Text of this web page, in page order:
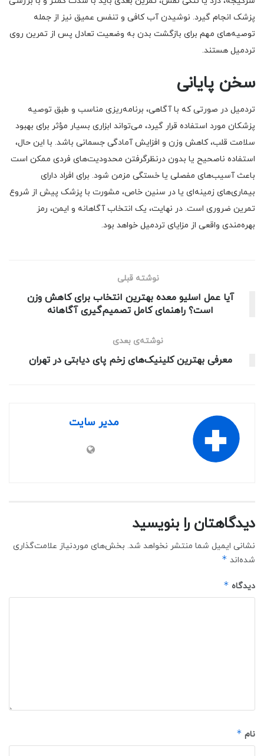
پزشک انجام گیرد. نوشیدن آب کافی و تنفس عمیق نیز از جمله
توصیه‌های مهم برای بازگشت بدن به وضعیت تعادل پس از تمرین روی
تردمیل هستند.
سخن پایانی
تردمیل در صورتی که با آگاهی، برنامه‌ریزی مناسب و طبق توصیه
پزشکان مورد استفاده قرار گیرد، می‌تواند ابزاری بسیار مؤثر برای بهبود
سلامت قلب، کاهش وزن و افزایش آمادگی جسمانی باشد. با این حال،
استفاده ناصحیح یا بدون درنظرگرفتن محدودیت‌های فردی ممکن است
باعث آسیب‌های مفصلی یا خستگی مزمن شود. برای افراد دارای
بیماری‌های زمینه‌ای یا در سنین خاص، مشورت با پزشک پیش از شروع
تمرین ضروری است. در نهایت، یک انتخاب آگاهانه و ایمن، رمز
بهره‌مندی واقعی از مزایای تردمیل خواهد بود.
نوشته قبلی
آیا عمل اسلیو معده بهترین انتخاب برای کاهش وزن
است؟ راهنمای کامل تصمیم‌گیری آگاهانه
نوشته‌ی بعدی
معرفی بهترین کلینیک‌های زخم پای دیابتی در تهران
مدیر سایت
دیدگاهتان را بنویسید
نشانی ایمیل شما منتشر نخواهد شد. بخش‌های موردنیاز علامت‌گذاری
شده‌اند *
دیدگاه *
نام *